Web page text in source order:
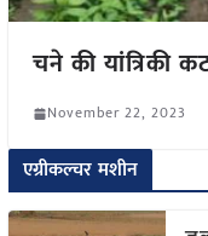
चने की यांत्रिकी
November 22, 2023
एग्रीकल्चर मशीन